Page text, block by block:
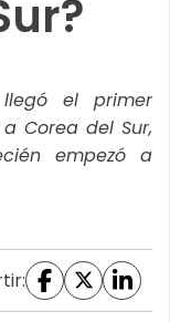
el primer
Corea del Sur,
empezó a